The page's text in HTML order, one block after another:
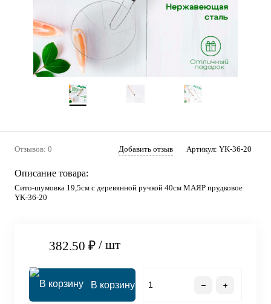
Отзывов: 0 Добавить отзыв Артикул: YK-36-20
Описание товара:
Сито-шумовка 19,5см с деревянной ручкой 40см МАЯР прудковое
YK-36-20
382.50 ₽ / шт
В корзину